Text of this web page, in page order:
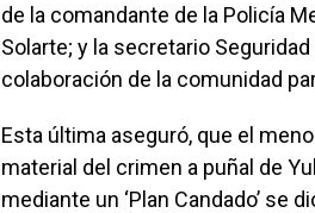
de la comandante de la Policía
Solarte; y la secretario
colaboración de la comunidad
Esta última aseguró, que el
material del crimen a puñal de
mediante un ‘Plan Candado’ se